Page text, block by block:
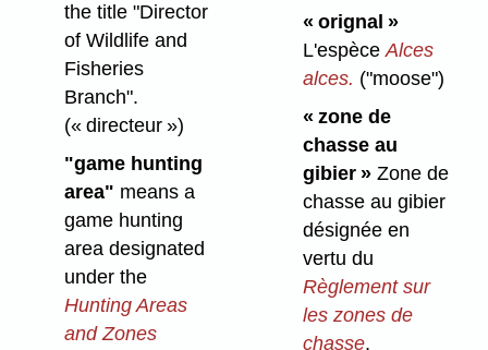
the title "Director
of Wildlife and
Fisheries
Branch".
(« directeur »)
"game hunting
area" means a
game hunting
area designated
under the
Hunting Areas
and Zones
« orignal »
L'espèce Alces
alces. ("moose")
« zone de
chasse au
gibier »Zone de
chasse au gibier
désignée en
vertu du
Règlement sur
les zones de
chasse,